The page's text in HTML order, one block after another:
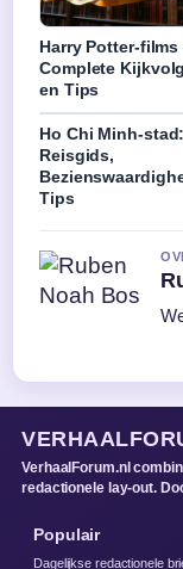
Harry Potter-films
Complete
en Tips
Ho Chi Minh-stad:
Reisgids,
Tips
VerhaalForum.nl
redactionele lay-out.
Populair
Dagelijkse redactionele